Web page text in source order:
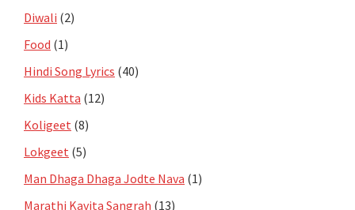
Diwali (2)
Food (1)
Hindi Song Lyrics (40)
Kids Katta (12)
Koligeet (8)
Lokgeet (5)
Man Dhaga Dhaga Jodte Nava (1)
Marathi Kavita Sangrah (13)